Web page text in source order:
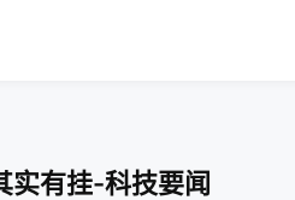
实有挂-科技要闻